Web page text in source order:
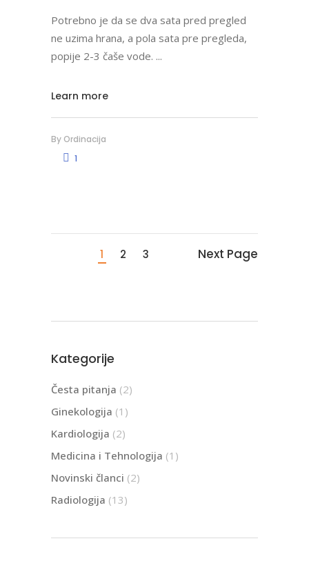
Potrebno je da se dva sata pred pregled
ne uzima hrana, a pola sata pre pregleda,
popije 2-3 čaše vode.
Learn more
By Ordinacija
1
1 2 3 Next Page
Kategorije
Česta pitanja (2)
Ginekologija (1)
Kardiologija (2)
Medicina i Tehnologija (1)
Novinski članci (2)
Radiologija (13)